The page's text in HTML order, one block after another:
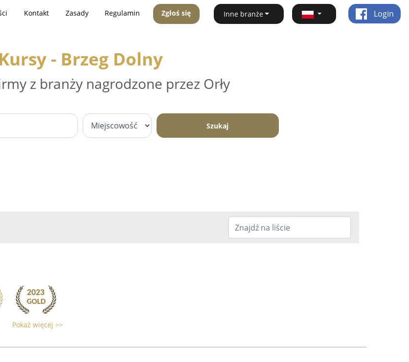
Kontakt Zasady Regulamin Zgłoś się Inne branże Login
Kursy - Brzeg Dolny
z branży nagrodzone przez Orły
Szukaj
Pokaż więcej >>